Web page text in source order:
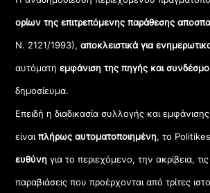
ορίων της επιτρεπόμενης παράθεσης
Ν. 2121/1993), αποκλειστικά για
αυτόματηεμφάνιση της πηγής και
δημοσίευμα.
Επειδή η διαδικασία συλλογής και
είναιπλήρως αυτοματοποιημένη, το
ευθύνη για το περιεχόμενο, την ακρίβεια,
παραβιάσεις που προέρχονται από τρίτες